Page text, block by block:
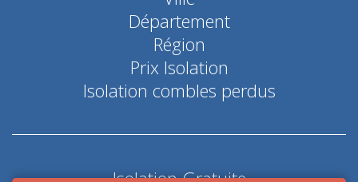
Département
Région
Prix Isolation
Isolation combles perdus